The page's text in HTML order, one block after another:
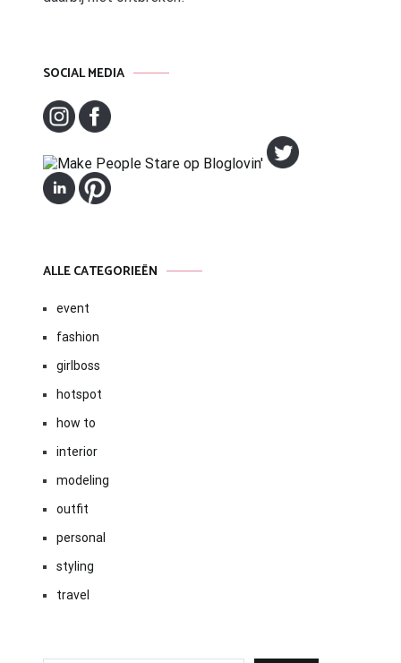
SOCIAL MEDIA
ALLE CATEGORIEËN
event
fashion
girlboss
hotspot
how to
interior
modeling
outfit
personal
styling
travel